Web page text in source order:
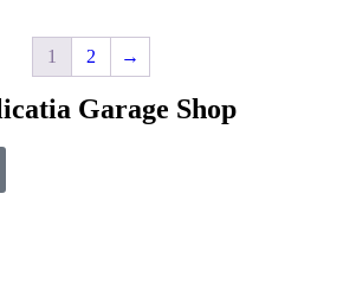
1 2 →
Garage Shop